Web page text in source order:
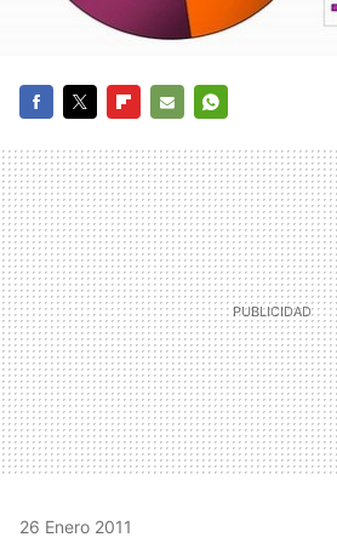
MAIL
26 Enero 2011